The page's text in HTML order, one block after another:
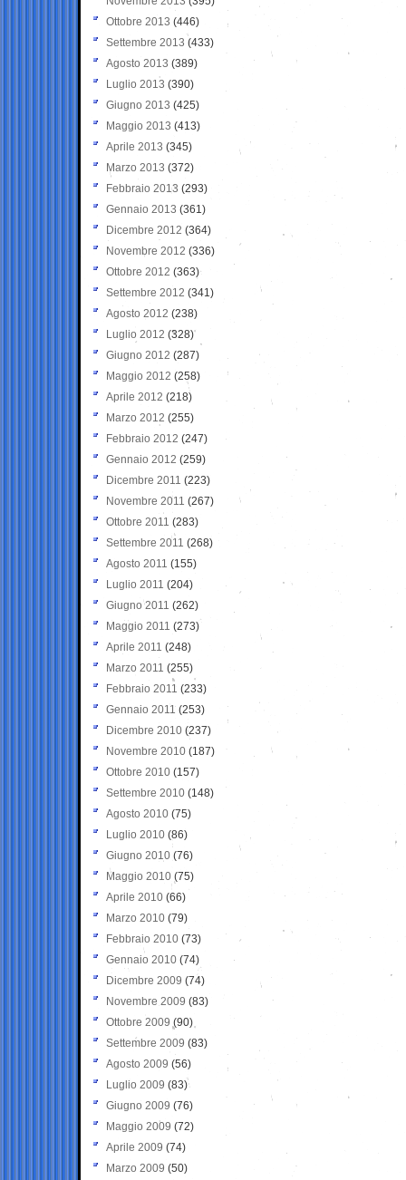
Ottobre 2013 (446)
Settembre 2013 (433)
Agosto 2013 (389)
Luglio 2013 (390)
Giugno 2013 (425)
Maggio 2013 (413)
Aprile 2013 (345)
Marzo 2013 (372)
Febbraio 2013 (293)
Gennaio 2013 (361)
Dicembre 2012 (364)
Novembre 2012 (336)
Ottobre 2012 (363)
Settembre 2012 (341)
Agosto 2012 (238)
Luglio 2012 (328)
Giugno 2012 (287)
Maggio 2012 (258)
Aprile 2012 (218)
Marzo 2012 (255)
Febbraio 2012 (247)
Gennaio 2012 (259)
Dicembre 2011 (223)
Novembre 2011 (267)
Ottobre 2011 (283)
Settembre 2011 (268)
Agosto 2011 (155)
Luglio 2011 (204)
Giugno 2011 (262)
Maggio 2011 (273)
Aprile 2011 (248)
Marzo 2011 (255)
Febbraio 2011 (233)
Gennaio 2011 (253)
Dicembre 2010 (237)
Novembre 2010 (187)
Ottobre 2010 (157)
Settembre 2010 (148)
Agosto 2010 (75)
Luglio 2010 (86)
Giugno 2010 (76)
Maggio 2010 (75)
Aprile 2010 (66)
Marzo 2010 (79)
Febbraio 2010 (73)
Gennaio 2010 (74)
Dicembre 2009 (74)
Novembre 2009 (83)
Ottobre 2009 (90)
Settembre 2009 (83)
Agosto 2009 (56)
Luglio 2009 (83)
Giugno 2009 (76)
Maggio 2009 (72)
Aprile 2009 (74)
Marzo 2009 (50)